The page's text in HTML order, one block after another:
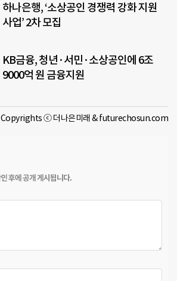
하나은행, ‘소상공인 경쟁력 강화 지원
사업’ 2차 모집
KB금융, 청년·서민·소상공인에 6조
9000억 원 금융지원
Copyrights ⓒ 더나은미래 & futurechosun.com